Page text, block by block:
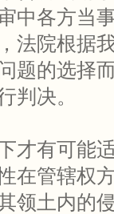
中各方当
法院根据
题的选择
决。
有可能适
在管辖权
领土内的